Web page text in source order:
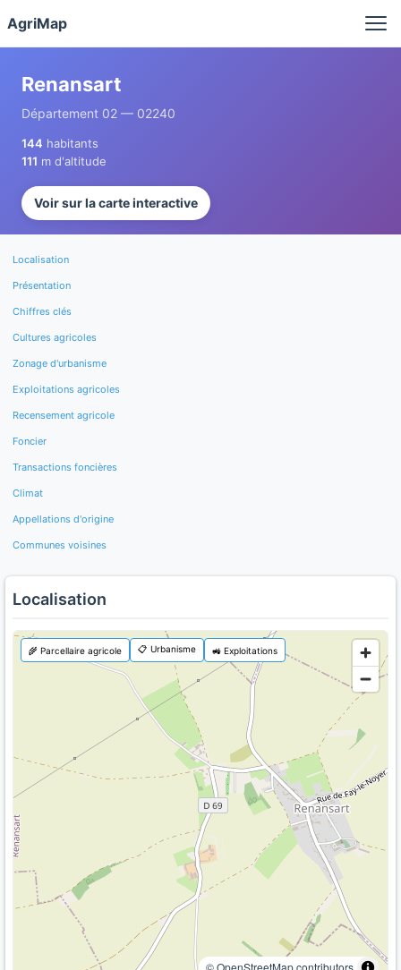
AgriMap
Renansart
Département 02 — 02240
144 habitants
111 m d'altitude
Voir sur la carte interactive
Localisation
Présentation
Chiffres clés
Cultures agricoles
Zonage d'urbanisme
Exploitations agricoles
Recensement agricole
Foncier
Transactions foncières
Climat
Appellations d'origine
Communes voisines
Localisation
© OpenStreetMap contributors
🌾 Parcellaire agricole 📋 Urbanisme 🚜 Exploitations